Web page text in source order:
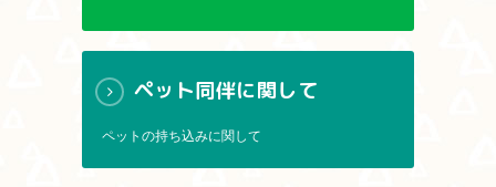
ペット同伴に関して
ペットの持ち込みに関して